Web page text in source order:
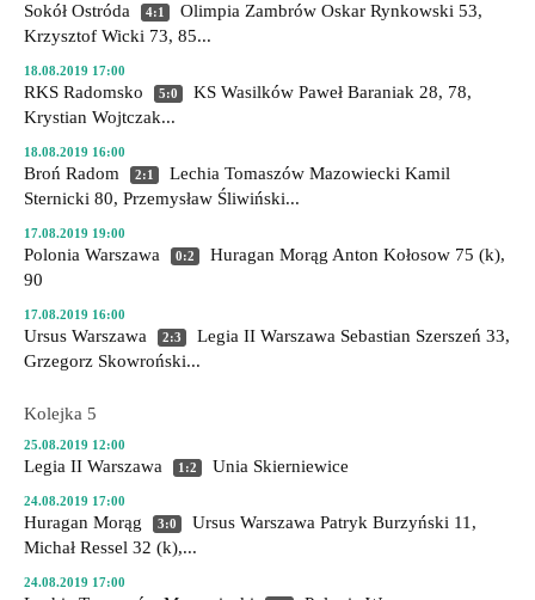
Sokół Ostróda 4:1 Olimpia Zambrów Oskar Rynkowski 53,
Krzysztof Wicki 73, 85...
18.08.2019 17:00
RKS Radomsko 5:0 KS Wasilków Paweł Baraniak 28, 78,
Krystian Wojtczak...
18.08.2019 16:00
Broń Radom 2:1 Lechia Tomaszów Mazowiecki Kamil
Sternicki 80, Przemysław Śliwiński...
17.08.2019 19:00
Polonia Warszawa 0:2 Huragan Morąg Anton Kołosow 75 (k),
90
17.08.2019 16:00
Ursus Warszawa 2:3 Legia II Warszawa Sebastian Szerszeń 33,
Grzegorz Skowroński...
Kolejka 5
25.08.2019 12:00
Legia II Warszawa 1:2 Unia Skierniewice
24.08.2019 17:00
Huragan Morąg 3:0 Ursus Warszawa Patryk Burzyński 11,
Michał Ressel 32 (k),...
24.08.2019 17:00